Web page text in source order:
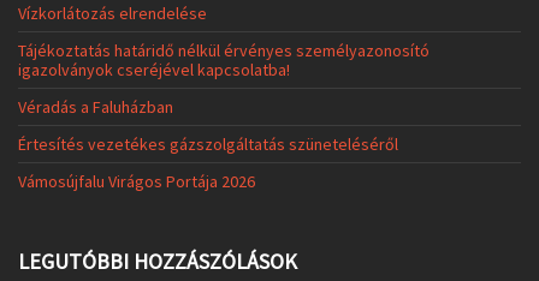
Vízkorlátozás elrendelése
Tájékoztatás határidő nélkül érvényes személyazonosító
igazolványok cseréjével kapcsolatba!
Véradás a Faluházban
Értesítés vezetékes gázszolgáltatás szüneteléséről
Vámosújfalu Virágos Portája 2026
LEGUTÓBBI HOZZÁSZÓLÁSOK